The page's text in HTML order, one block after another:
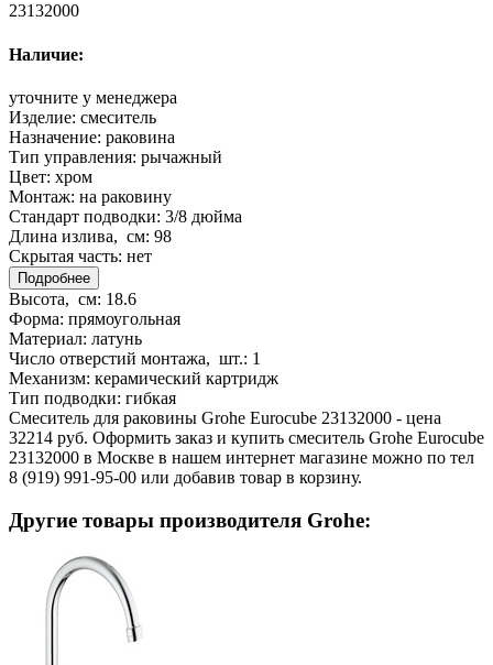
23132000
Наличие:
уточните у менеджера
Изделие: смеситель
Назначение: раковина
Тип управления: рычажный
Цвет: хром
Монтаж: на раковину
Стандарт подводки: 3/8 дюйма
Длина излива, см: 98
Скрытая часть: нет
Подробнее
Высота, см: 18.6
Форма: прямоугольная
Материал: латунь
Число отверстий монтажа, шт.: 1
Механизм: керамический картридж
Тип подводки: гибкая
Смеситель для раковины Grohe Eurocube 23132000 - цена
32214 руб. Оформить заказ и купить смеситель Grohe Eurocube
23132000 в Москве в нашем интернет магазине можно по тел
8 (919) 991-95-00 или добавив товар в корзину.
Другие товары производителя Grohe: